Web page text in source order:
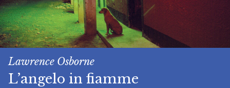
Lawrence Osborne
L’angelo in fiamme